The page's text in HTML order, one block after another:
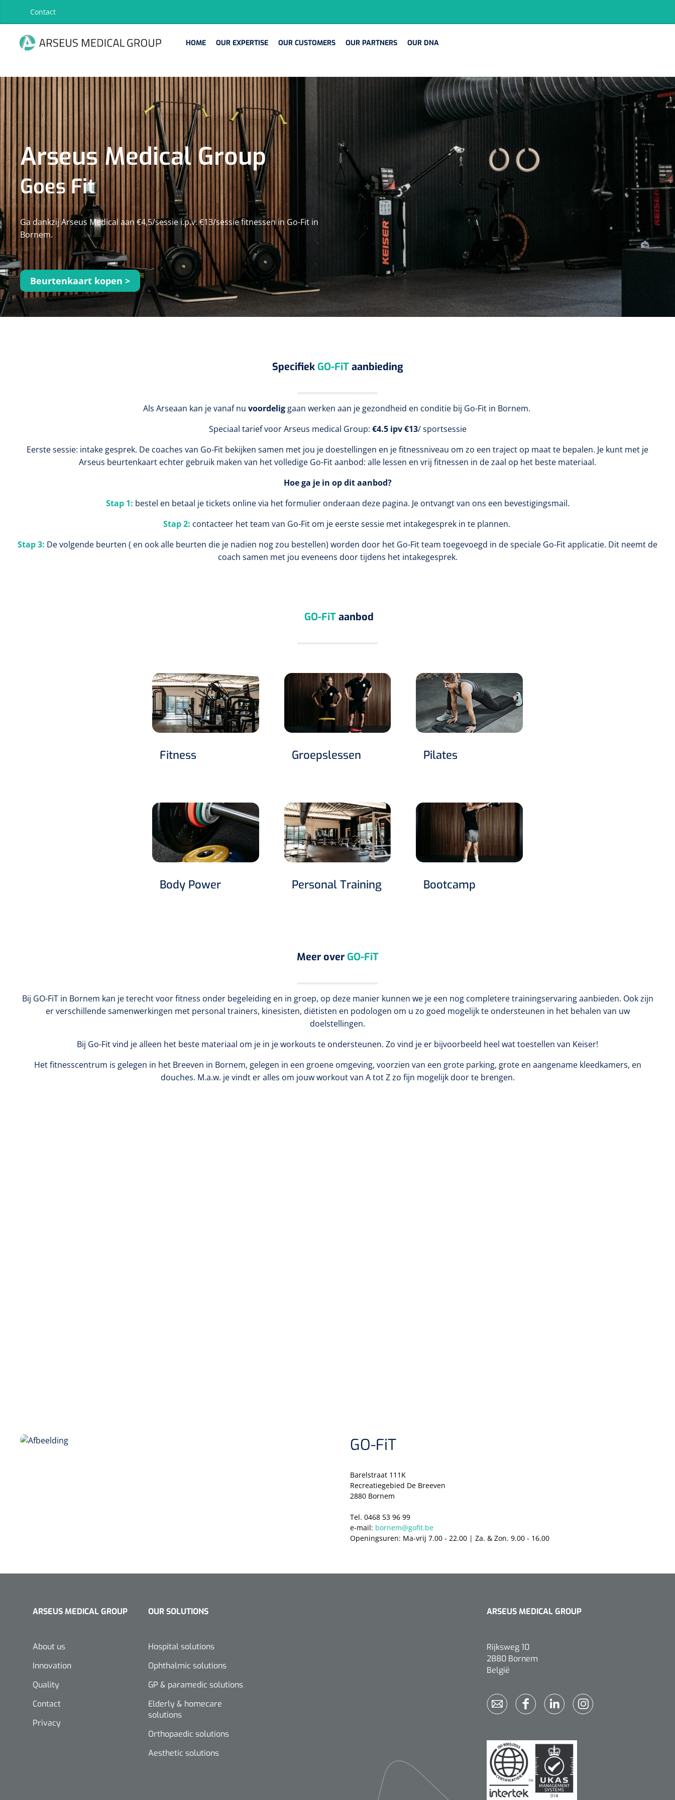
Skip to main navigation
Contact
HOME OUR EXPERTISE OUR CUSTOMERS OUR PARTNERS OUR DNA
SEARCH.CLOSE
FILTEREN ZOEKRESULTATEN
No results
›
Arseus Medical Group
Goes Fit
Ga dankzij Arseus Medical aan €4,5/sessie i.p.v. €13/sessie fitnessen in Go-Fit in
Bornem.
Beurtenkaart kopen >
Specifiek GO-FiTaanbieding
Als Arseaan kan je vanaf nu voordelig gaan werken aan je gezondheid en conditie bij Go-Fit in Bornem.
Speciaal tarief voor Arseus medical Group: €4.5 ipv €13/ sportsessie
Eerste sessie: intake gesprek. De coaches van Go-Fit bekijken samen met jou je doestellingen en je fitnessniveau om zo een traject op maat te bepalen. Je kunt met je
Arseus beurtenkaart echter gebruik maken van het volledige Go-Fit aanbod: alle lessen en vrij fitnessen in de zaal op het beste materiaal.
Hoe ga je in op dit aanbod?
Stap 1: bestel en betaal je tickets online via het formulier onderaan deze pagina. Je ontvangt van ons een bevestigingsmail.
Stap 2: contacteer het team van Go-Fit om je eerste sessie met intakegesprek in te plannen.
Stap 3: De volgende beurten ( en ook alle beurten die je nadien nog zou bestellen) worden door het Go-Fit team toegevoegd in de speciale Go-Fit applicatie. Dit neemt de
coach samen met jou eveneens door tijdens het intakegesprek.
GO-FiTaanbod
Fitness Groepslessen Pilates
Body Power Personal Training Bootcamp
Meer over GO-FiT
Bij GO-FiT in Bornem kan je terecht voor fitness onder begeleiding en in groep, op deze manier kunnen we je een nog completere trainingservaring aanbieden. Ook zijn
er verschillende samenwerkingen met personal trainers, kinesisten, diëtisten en podologen om u zo goed mogelijk te ondersteunen in het behalen van uw
doelstellingen.
Bij Go-Fit vind je alleen het beste materiaal om je in je workouts te ondersteunen. Zo vind je er bijvoorbeeld heel wat toestellen van Keiser!
Het fitnesscentrum is gelegen in het Breeven in Bornem, gelegen in een groene omgeving, voorzien van een grote parking, grote en aangename kleedkamers, en
douches. M.a.w. je vindt er alles om jouw workout van A tot Z zo fijn mogelijk door te brengen.
GO-FiT
Barelstraat 111K
Recreatiegebied De Breeven
2880 Bornem
Tel. 0468 53 96 99
e-mail: bornem@gofit.be
Openingsuren: Ma-vrij 7.00 - 22.00 | Za. & Zon. 9.00 - 16.00
ARSEUS MEDICAL GROUP
About us
Innovation
Quality
Contact
Privacy
OUR SOLUTIONS
Hospital solutions
Ophthalmic solutions
GP & paramedic solutions
Elderly & homecare
solutions
Orthopaedic solutions
Aesthetic solutions
ARSEUS MEDICAL GROUP
Rijksweg 10
2880 Bornem
België